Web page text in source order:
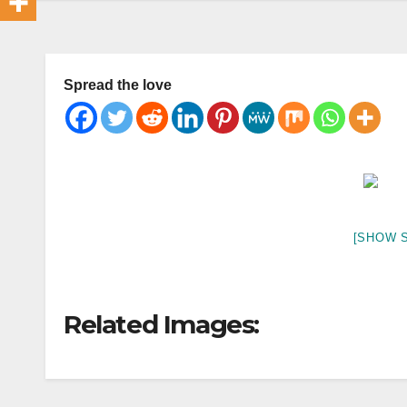
Spread the love
[SHOW
Related Images: